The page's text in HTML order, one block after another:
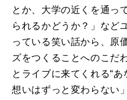
とか、大学の近くを通っ
られるかどうか？」など
っている笑い話から、原
ズをつくることへのこだ
とライブに来てくれる“あ
想いはずっと変わらない